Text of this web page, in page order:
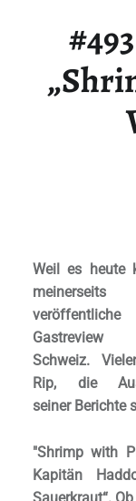
Weil es heute
Schweiz.
Rip, die
seiner Berichte
"Shrimp with
Kapitän